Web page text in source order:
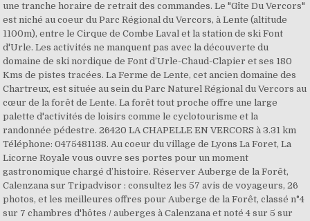
une tranche horaire de retrait des commandes. Le "Gîte Du Vercors"
est niché au coeur du Parc Régional du Vercors, à Lente (altitude
1100m), entre le Cirque de Combe Laval et la station de ski Font
d'Urle. Les activités ne manquent pas avec la découverte du
domaine de ski nordique de Font d’Urle-Chaud-Clapier et ses 180
Kms de pistes tracées. La Ferme de Lente, cet ancien domaine des
Chartreux, est située au sein du Parc Naturel Régional du Vercors au
cœur de la forêt de Lente. La forêt tout proche offre une large
palette d'activités de loisirs comme le cyclotourisme et la
randonnée pédestre. 26420 LA CHAPELLE EN VERCORS à 3.31 km
Téléphone: 0475481138. Au coeur du village de Lyons La Foret, La
Licorne Royale vous ouvre ses portes pour un moment
gastronomique chargé d’histoire. Réserver Auberge de la Forêt,
Calenzana sur Tripadvisor : consultez les 57 avis de voyageurs, 26
photos, et les meilleures offres pour Auberge de la Forêt, classé n°4
sur 7 chambres d'hôtes / auberges à Calenzana et noté 4 sur 5 sur